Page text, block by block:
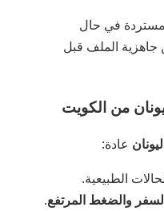
مستردة في حال
جاهزية الملف قبل
من الكويت
عادة:
الطبيعية.
والضغط المرتفع.